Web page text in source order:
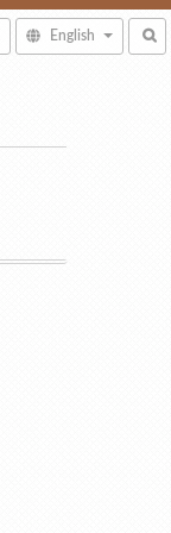
English